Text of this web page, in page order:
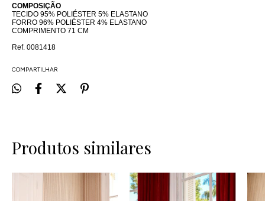
COMPOSIÇÃO
TECIDO 95% POLIÉSTER 5% ELASTANO
FORRO 96% POLIÉSTER 4% ELASTANO
COMPRIMENTO 71 CM
Ref. 0081418
COMPARTILHAR
Produtos similares